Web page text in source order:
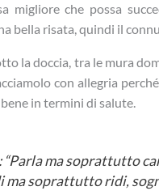
migliore che possa
bella risata, quindi il
la doccia, tra le mura
con allegria
in termini di salute.
ma soprattutto
ma soprattutto ridi,